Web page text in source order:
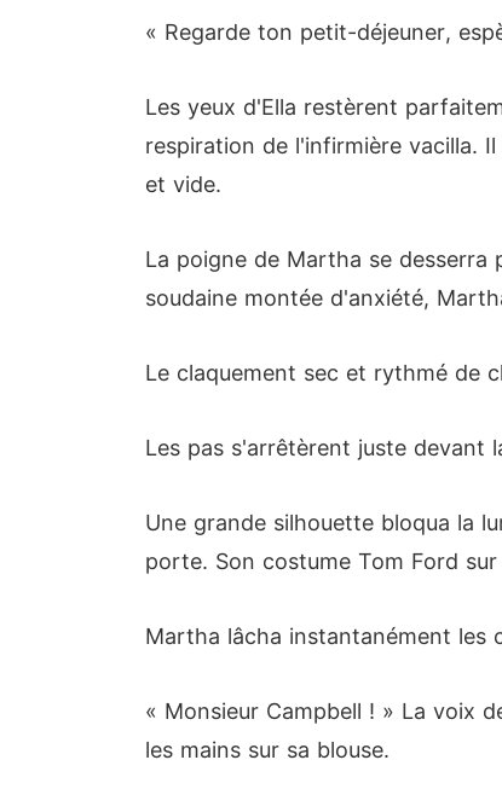
« Regarde ton petit-déjeuner,
Les yeux d'Ella restèrent
respiration de l'infirmière vacilla.
et vide.
La poigne de Martha se desserra
soudaine montée d'anxiété,
Le claquement sec et rythmé de
Les pas s'arrêtèrent juste devant
Une grande silhouette bloqua la
porte. Son costume Tom Ford
Martha lâcha instantanément les
« Monsieur Campbell ! » La voix
les mains sur sa blouse.